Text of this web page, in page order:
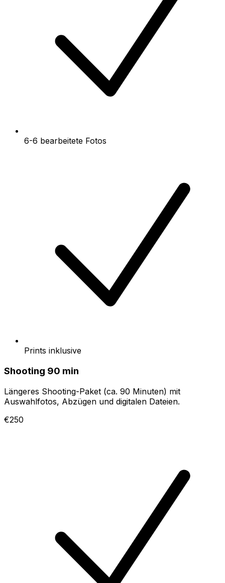
6-6 bearbeitete Fotos
Prints inklusive
Shooting 90 min
Längeres Shooting-Paket (ca. 90 Minuten) mit
Auswahlfotos, Abzügen und digitalen Dateien.
€250